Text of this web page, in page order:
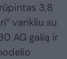
3,8
varikliu su
AG galią ir